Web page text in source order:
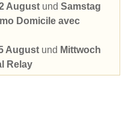
August undSamstag
Domicile avec
August und Mittwoch
Relay